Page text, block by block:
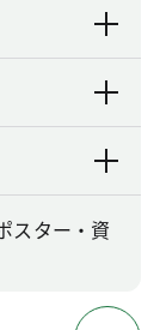
スター・資